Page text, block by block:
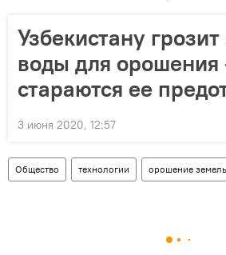
Узбекистану грозит
воды для орошения
стараются ее
3 июня 2020, 12:57
Общество технологии орошение земель